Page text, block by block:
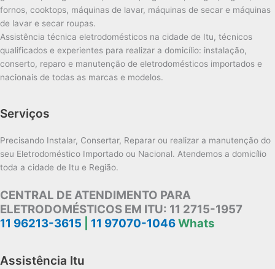
fornos, cooktops, máquinas de lavar, máquinas de secar e máquinas
de lavar e secar roupas.
Assistência técnica eletrodomésticos na cidade de Itu, técnicos
qualificados e experientes para realizar a domicílio: instalação,
conserto, reparo e manutenção de eletrodomésticos importados e
nacionais de todas as marcas e modelos.
Serviços
Precisando Instalar, Consertar, Reparar ou realizar a manutenção do
seu Eletrodoméstico Importado ou Nacional. Atendemos a domicílio
toda a cidade de Itu e Região.
CENTRAL DE ATENDIMENTO PARA
ELETRODOMÉSTICOS EM ITU: 11 2715-1957
11 96213-3615
11 97070-1046Whats
Assistência Itu